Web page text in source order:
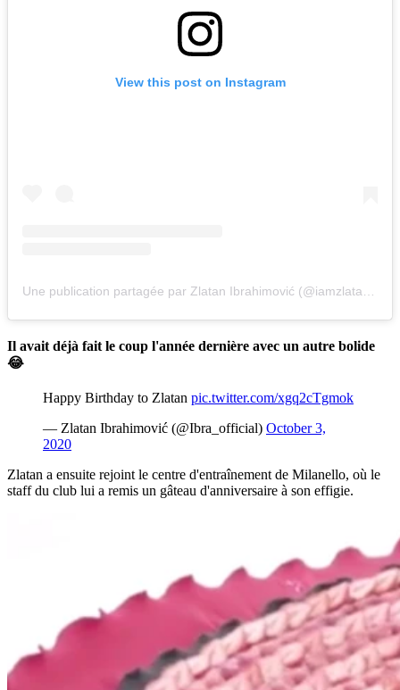
View this post on Instagram
Il avait déjà fait le coup l'année dernière avec un autre bolide
😂
Happy Birthday to Zlatan pic.twitter.com/xgq2cTgmok
— Zlatan Ibrahimović (@Ibra_official) October 3,
2020
Zlatan a ensuite rejoint le centre d'entraînement de Milanello, où le
staff du club lui a remis un gâteau d'anniversaire à son effigie.